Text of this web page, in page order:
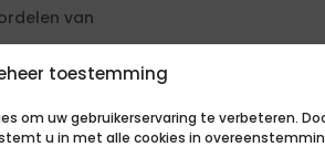
toestemming
om uw gebruikerservaring te verbeteren.
u in met alle cookies in
van